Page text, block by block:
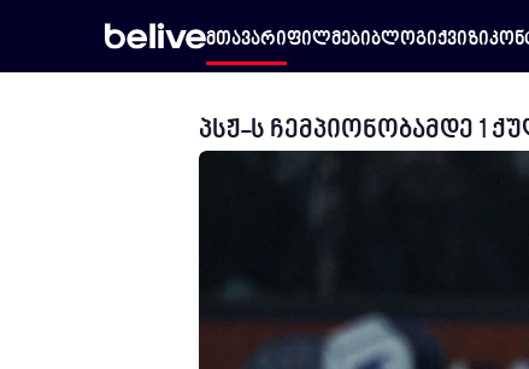
მთავარიფილმებიბლოგიქვიზი
პსჟ-ს ჩემპიონობამდე 1